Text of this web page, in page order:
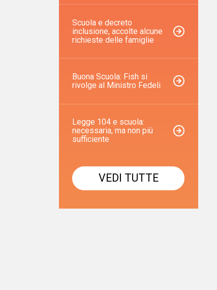
Scuola e decreto
inclusione, accolte alcune
richieste delle famiglie
Buona Scuola: Fish si
rivolge al Ministro Fedeli
Legge 104 e scuola:
necessaria, ma non più
sufficiente
VEDI TUTTE